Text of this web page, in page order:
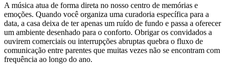
A música atua de forma direta no nosso centro de memórias e
emoções. Quando você organiza uma curadoria específica para a
data, a casa deixa de ter apenas um ruído de fundo e passa a oferecer
um ambiente desenhado para o conforto. Obrigar os convidados a
ouvirem comerciais ou interrupções abruptas quebra o fluxo de
comunicação entre parentes que muitas vezes não se encontram com
frequência ao longo do ano.